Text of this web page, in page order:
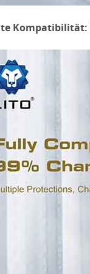
Kompatibilität: